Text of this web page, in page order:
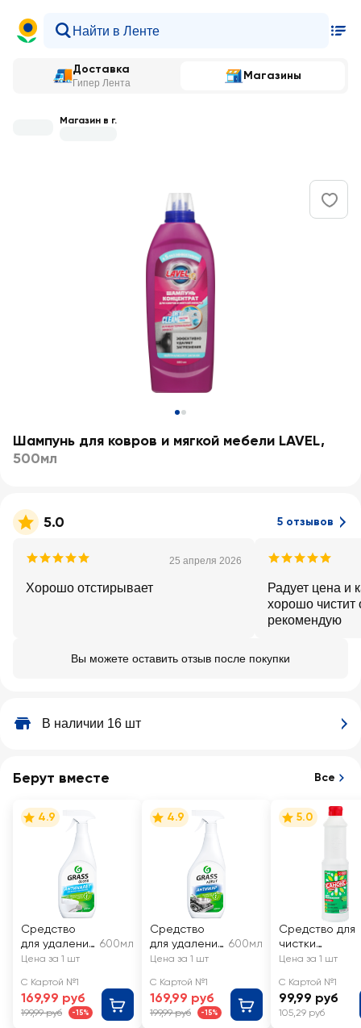
Доставка
Гипер Лента
Магазины
Магазин в г.
Шампунь для ковров и мягкой мебели LAVEL,
500мл
5.0 5 отзывов
25 апреля 2026
Хорошо отстирывает
Радует цена и
хорошо чистит
рекомендую
Вы можете оставить отзыв после покупки
В наличии 16 шт
Берут вместе Все
4.9
Средство
для удаления
известкового
ржавчины
GRASS Gloss
600мл
Цена за 1 шт
С Картой №1
169,99 руб
199,99 руб -15%
4.9
Средство
для удаления
жира нагара
сковородок
плит и других
поверхносте
600мл
Цена за 1 шт
С Картой №1
169,99 руб
199,99 руб -15%
5.0
Средство для
чистки
сантехники
Цена за 1 шт
С Картой №1
99,99 руб
105,29 руб